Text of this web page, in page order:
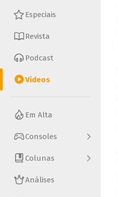
Especiais
Revista
Podcast
Vídeos
Em Alta
Consoles
Colunas
Análises